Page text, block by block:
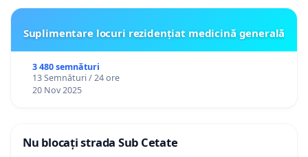
Suplimentare locuri rezidențiat medicină generală
3 480 semnături
13 Semnături / 24 ore
20 Nov 2025
Nu blocați strada Sub Cetate